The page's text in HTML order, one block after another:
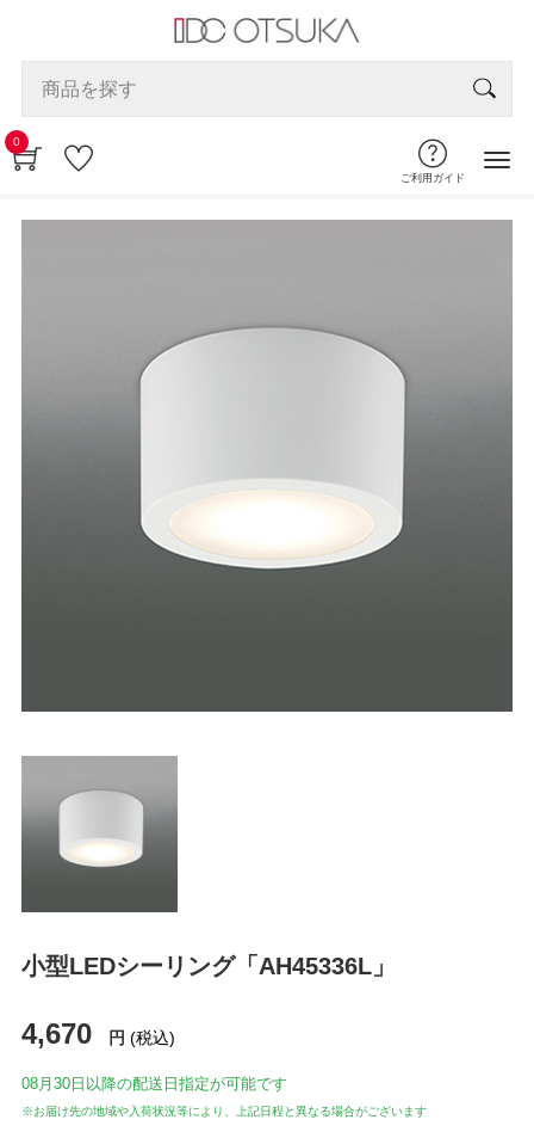
0
ご利用ガイド
小型LEDシーリング「AH45336L」
4,670 円 (税込)
08月30日 以降の配送日指定が可能です
※お届け先の地域や入荷状況等により、上記日程と異なる場合がございます